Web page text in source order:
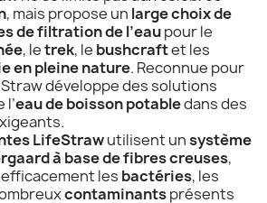
, mais propose un large choix de
de filtration de l’eaupour le
, letrek, le bushcraftet les
en pleine nature. Reconnue pour
développe des solutions
eau de boisson potabledans des
LifeStrawutilisent unsystème
à base de fibres creuses,
les bactéries, les
contaminantsprésents